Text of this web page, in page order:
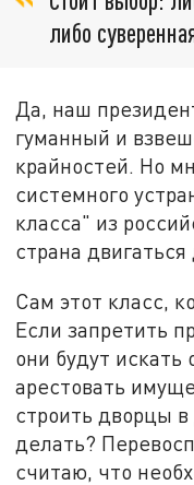
либо
Да, наш
гуманный и
крайностей. Но
системного
класса" из
страна
Сам этот класс,
Если запретить
они будут искать
арестовать
строить дворцы
делать?
считаю, что